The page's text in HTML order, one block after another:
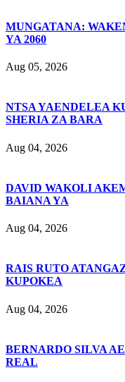
MUNGATANA:
YA 2060
Aug 05, 2026
NTSA YAENDELEA
SHERIA ZA BARA
Aug 04, 2026
DAVID WAKOLI
BAIANA YA
Aug 04, 2026
RAIS RUTO
KUPOKEA
Aug 04, 2026
BERNARDO SILVA
REAL